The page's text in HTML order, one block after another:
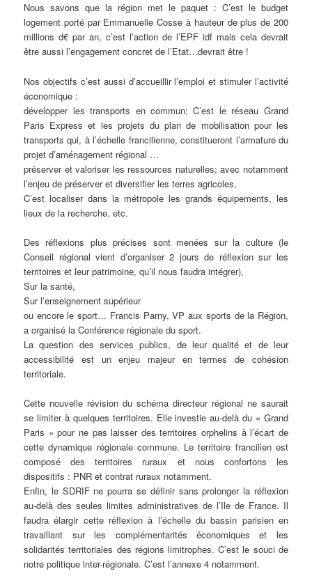
Nous savons que la région met le paquet : C’est le budget
logement porté par Emmanuelle Cosse à hauteur de plus de 200
millions d€ par an, c’est l’action de l’EPF idf mais cela devrait
être aussi l’engagement concret de l’Etat…devrait être !
Nos objectifs c’est aussi d’accueillir l’emploi et stimuler l’activité
économique :
développer les transports en commun; C’est le réseau Grand
Paris Express et les projets du plan de mobilisation pour les
transports qui, à l’échelle francilienne, constitueront l’armature du
projet d’aménagement régional …
préserver et valoriser les ressources naturelles; avec notamment
l’enjeu de préserver et diversifier les terres agricoles,
C’est localiser dans la métropole les grands équipements, les
lieux de la recherche. etc.
Des réflexions plus précises sont menées sur la culture (le
Conseil régional vient d’organiser 2 jours de réflexion sur les
territoires et leur patrimoine, qu’il nous faudra intégrer),
Sur la santé,
Sur l’enseignement supérieur
ou encore le sport… Francis Parny, VP aux sports de la Région,
a organisé la Conférence régionale du sport.
La question des services publics, de leur qualité et de leur
accessibilité est un enjeu majeur en termes de cohésion
territoriale.
Cette nouvelle révision du schéma directeur régional ne saurait
se limiter à quelques territoires. Elle investie au-delà du « Grand
Paris » pour ne pas laisser des territoires orphelins à l’écart de
cette dynamique régionale commune. Le territoire francilien est
composé des territoires ruraux et nous confortons les
dispositifs : PNR et contrat ruraux notamment.
Enfin, le SDRIF ne pourra se définir sans prolonger la réflexion
au-delà des seules limites administratives de l’Ile de France. Il
faudra élargir cette réflexion à l’échelle du bassin parisien en
travaillant sur les complémentarités économiques et les
solidarités territoriales des régions limitrophes. C’est le souci de
notre politique inter-régionale. C’est l’annexe 4 notamment.